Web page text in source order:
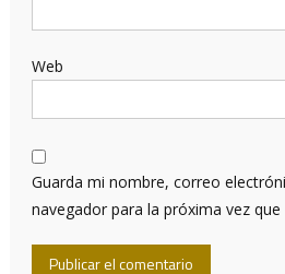
Web
Guarda mi nombre, correo
navegador para la próxima vez